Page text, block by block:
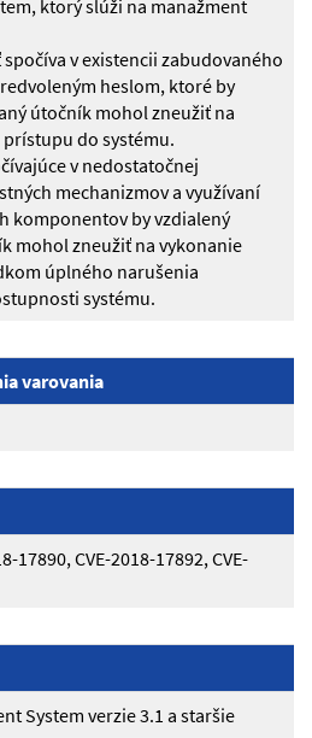
ktorý slúži na manažment
v existencii zabudovaného
heslom, ktoré by
útočník mohol zneužiť na
do systému.
v nedostatočnej
mechanizmov a využívaní
komponentov by vzdialený
mohol zneužiť na vykonanie
úplného narušenia
systému.
varovania
17890, CVE-2018-17892, CVE-
System verzie 3.1 a staršie